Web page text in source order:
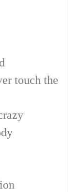
touch the